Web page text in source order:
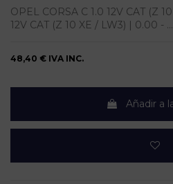
OPEL CORSA C 1.0 12V CAT (Z
12V CAT (Z 10 XE / LW3) | 0.00 - ...
48,40 € IVA INC.
Añadir a